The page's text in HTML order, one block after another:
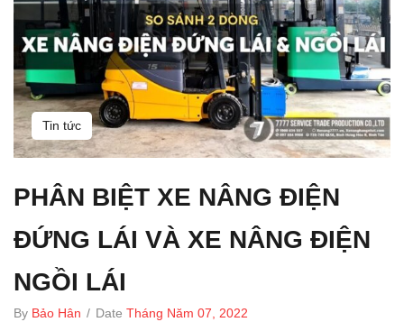
Tin tức
PHÂN BIỆT XE NÂNG ĐIỆN
ĐỨNG LÁI VÀ XE NÂNG ĐIỆN
NGỒI LÁI
By Bảo Hân / Date Tháng Năm 07, 2022